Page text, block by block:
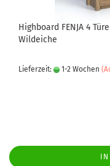
Highboard FENJA 4
Wildeiche
Lieferzeit: 1-2 Wochen